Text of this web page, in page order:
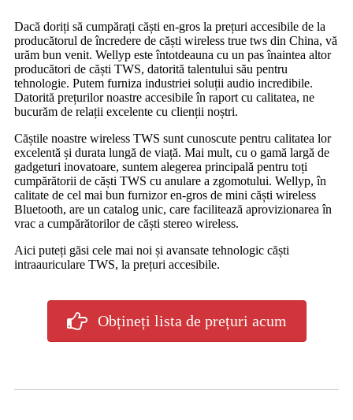
Dacă doriți să cumpărați căști en-gros la prețuri accesibile de la
producătorul de încredere de căști wireless true tws din China, vă
urăm bun venit. Wellyp este întotdeauna cu un pas înaintea altor
producători de căști TWS, datorită talentului său pentru
tehnologie. Putem furniza industriei soluții audio incredibile.
Datorită prețurilor noastre accesibile în raport cu calitatea, ne
bucurăm de relații excelente cu clienții noștri.
Căștile noastre wireless TWS sunt cunoscute pentru calitatea lor
excelentă și durata lungă de viață. Mai mult, cu o gamă largă de
gadgeturi inovatoare, suntem alegerea principală pentru toți
cumpărătorii de căști TWS cu anulare a zgomotului. Wellyp, în
calitate de cel mai bun furnizor en-gros de mini căști wireless
Bluetooth, are un catalog unic, care facilitează aprovizionarea în
vrac a cumpărătorilor de căști stereo wireless.
Aici puteți găsi cele mai noi și avansate tehnologic căști
intraauriculare TWS, la prețuri accesibile.
Obțineți lista de prețuri acum